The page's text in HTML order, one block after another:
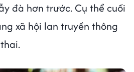
đà hơn trước. Cụ thể cuối
xã hội lan truyền thông